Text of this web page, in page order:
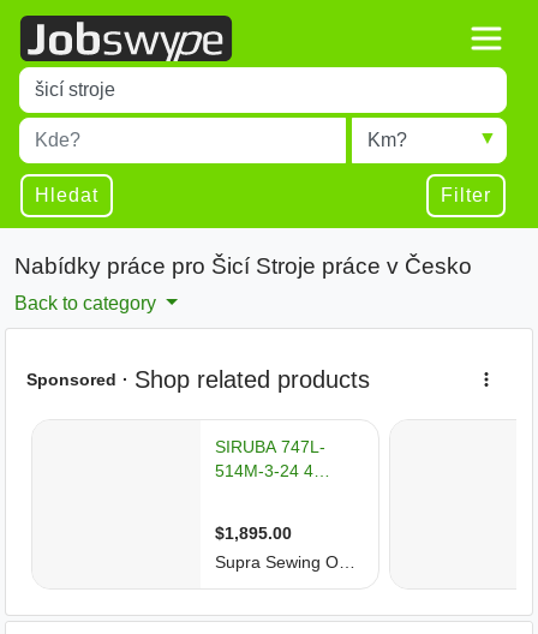
Title
Type 1 or more characters for results.
Místo
Type 1 or more characters for results.
Radius
Hledat Filter
Nabídky práce pro Šicí Stroje práce v Česko
Back to category